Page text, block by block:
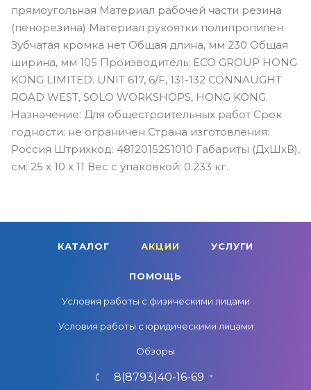
прямоугольная Материал рабочей части резина
(пенорезина) Материал рукоятки полипропилен
Зубчатая кромка нет Общая длина, мм 230 Общая
ширина, мм 105 Производитель: ECO GROUP HONG
KONG LIMITED. UNIT 617, 6/F, 131-132 CONNAUGHT
ROAD WEST, SOLO WORKSHOPS, HONG KONG.
Назначение: Для общестроительных работ Срок
годности: не ограничен Страна изготовления:
Россия Штрихкод: 4812015251010 Габариты (ДхШхВ),
см: 25 x 10 x 11 Вес с упаковкой: 0.233 кг.
КАТАЛОГ АКЦИИ УСЛУГИ
ПОМОЩЬ
Условия работы с физическими лицами
Условия работы с юридическими лицами
Обзоры
8(8793)40-16-69